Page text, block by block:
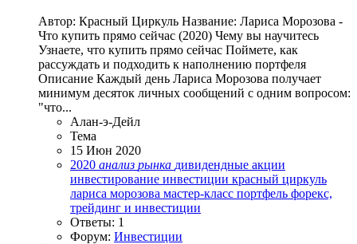
Автор: Красный Циркуль Название: Лариса Морозова -
Что купить прямо сейчас (2020) Чему вы научитесь
Узнаете, что купить прямо сейчас Поймете, как
рассуждать и подходить к наполнению портфеля
Описание Каждый день Лариса Морозова получает
минимум десяток личных сообщений с одним вопросом:
"что...
Алан-э-Дейл
Тема
15 Июн 2020
2020 анализ рынка дивидендные акции
инвестирование инвестиции красный циркуль
лариса морозова мастер-класс портфель форекс,
трейдинг и инвестиции
Ответы: 1
Форум: Инвестиции